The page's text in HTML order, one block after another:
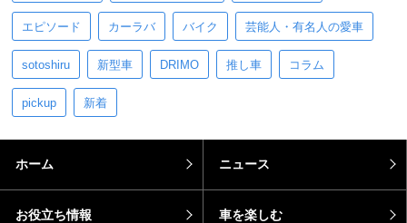
エピソード カーラバ バイク 芸能人・有名人の愛車
sotoshiru 新型車 DRIMO 推し車 コラム
pickup 新着
ホーム ニュース
お役立ち情報 車を楽しむ